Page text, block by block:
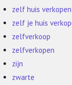
zelf huis verkopen
zelf je huis
zelfverkoop
zelfverkopen
zijn
zwarte